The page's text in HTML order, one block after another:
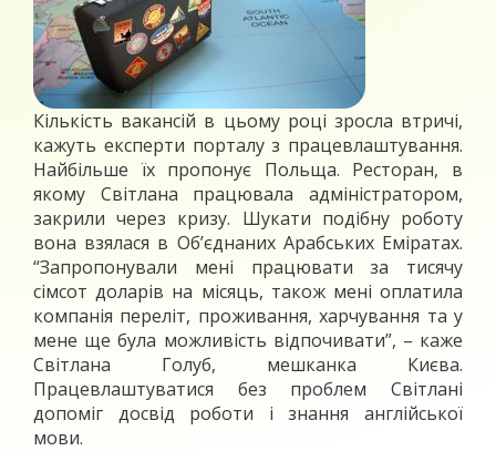
Кількість вакансій в цьому році зросла втричі,
кажуть експерти порталу з працевлаштування.
Найбільше їх пропонує Польща. Ресторан, в
якому Світлана працювала адміністратором,
закрили через кризу. Шукати подібну роботу
вона взялася в Об’єднаних Арабських Еміратах.
“Запропонували мені працювати за тисячу
сімсот доларів на місяць, також мені оплатила
компанія переліт, проживання, харчування та у
мене ще була можливість відпочивати”, – каже
Світлана Голуб, мешканка Києва.
Працевлаштуватися без проблем Світлані
допоміг досвід роботи і знання англійської
мови.